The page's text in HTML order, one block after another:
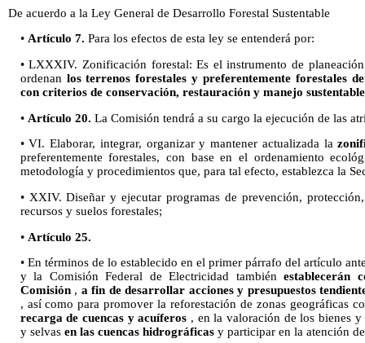
De acuerdo a la Ley General de Desarrollo Forestal Sustentable
• Artículo 7. Para los efectos de esta ley se entenderá por:
• LXXXIV. Zonificación forestal: Es el instrumento de
ordenan los terrenos forestales y preferentemente forestales
con criterios de conservación, restauración y manejo sustentable
• Artículo 20. La Comisión tendrá a su cargo la ejecución de las
• VI. Elaborar, integrar, organizar y mantener actualizada la
preferentemente forestales, con base en el ordenamiento
metodología y procedimientos que, para tal efecto, establezca la
• XXIV. Diseñar y ejecutar programas de prevención,
recursos y suelos forestales;
• Artículo 25.
• En términos de lo establecido en el primer párrafo del artículo
y la Comisión Federal de Electricidad tambiénestablecerán
Comisión, a fin de desarrollar acciones y presupuestos
, así como para promover la reforestación de zonas geográficas
recarga de cuencas y acuíferos , en la valoración de los bienes
y selvas en las cuencas hidrográficas y participar en la atención